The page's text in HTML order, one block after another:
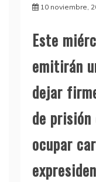
10 noviembre,
Este
emitirán
dejar
de
ocupar